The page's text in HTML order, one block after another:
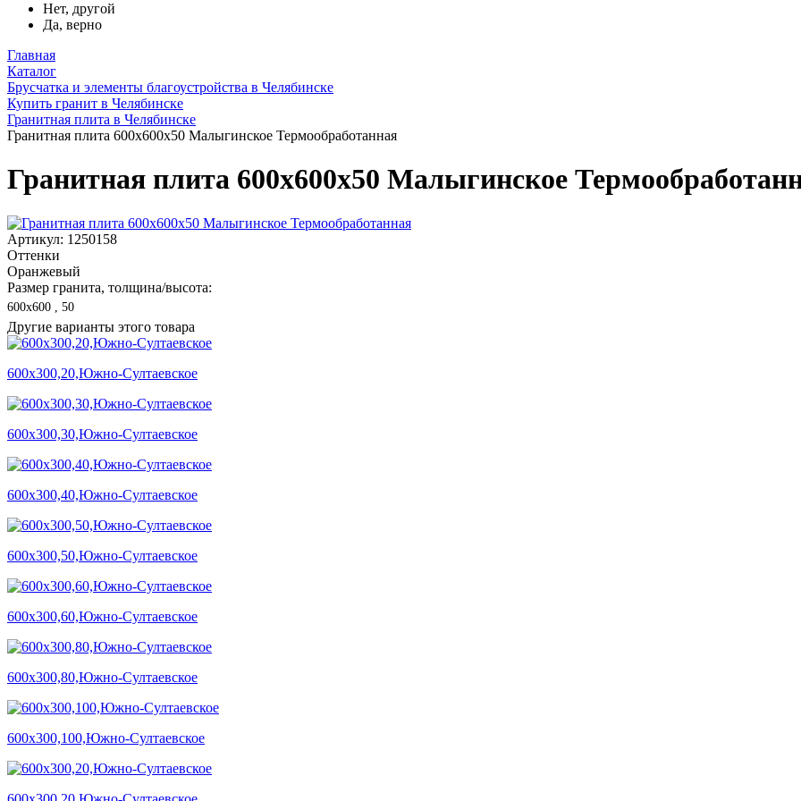
Нет, другой
Да, верно
Главная
Каталог
Брусчатка и элементы благоустройства в Челябинске
Купить гранит в Челябинске
Гранитная плита в Челябинске
Гранитная плита 600х600x50 Малыгинское Термообработанная
Гранитная плита 600х600x50 Малыгинское
Артикул: 1250158
Оттенки
Оранжевый
Размер гранита, толщина/высота:
600х600 , 50
Другие варианты этого товара
600х300,20,Южно-Султаевское
600х300,30,Южно-Султаевское
600х300,40,Южно-Султаевское
600х300,50,Южно-Султаевское
600х300,60,Южно-Султаевское
600х300,80,Южно-Султаевское
600х300,100,Южно-Султаевское